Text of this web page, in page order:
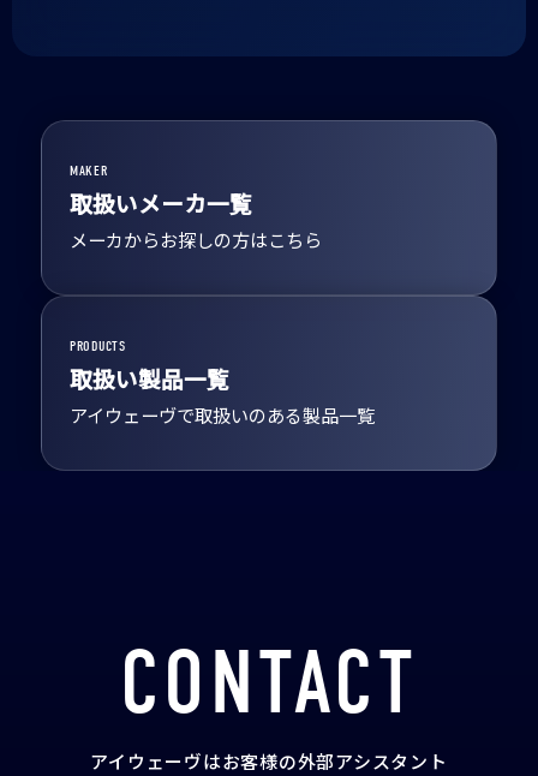
MAKER
取扱いメーカ一覧
メーカからお探しの方はこちら
PRODUCTS
取扱い製品一覧
アイウェーヴで取扱いのある製品一覧
CONTACT
アイウェーヴはお客様の外部アシスタント